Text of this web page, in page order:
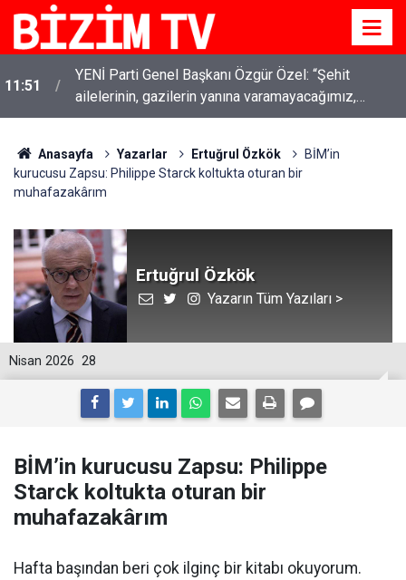
11:51
YENİ Parti Genel Başkanı Özgür Özel: “Şehit
ailelerinin, gazilerin yanına varamayacağımız,
gözüne bakamayacağımız işlerin içinde olmayız”
Anasayfa Yazarlar Ertuğrul Özkök
BİM’in
kurucusu Zapsu: Philippe Starck koltukta oturan bir
muhafazakârım
Ertuğrul Özkök
Yazarın Tüm Yazıları >
28
Nisan 2026
BİM’in kurucusu Zapsu: Philippe
Starck koltukta oturan bir
muhafazakârım
Hafta başından beri çok ilginç bir kitabı okuyorum.